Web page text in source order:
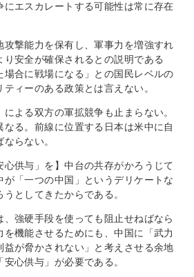
にエスカレートする可能性は常に存在
攻撃能力を保有し、軍事力を増強すれ
り安全が確保されるとの説明である
場合に戦場になる」との国民レベルの
ィーのある政策とは言えない。
による双方の軍拡競争も止まらない。
る。前線に位置する日本は米中に自
らない。
心供与」を】中台の共存がかろうじて
「一つの中国」というデリケートな
としてきたからである。
強硬手段を使っても阻止せねばなら
を機能させるためにも、中国に「武力
益が脅かされない」と考えさせる余地
心供与」が必要である。